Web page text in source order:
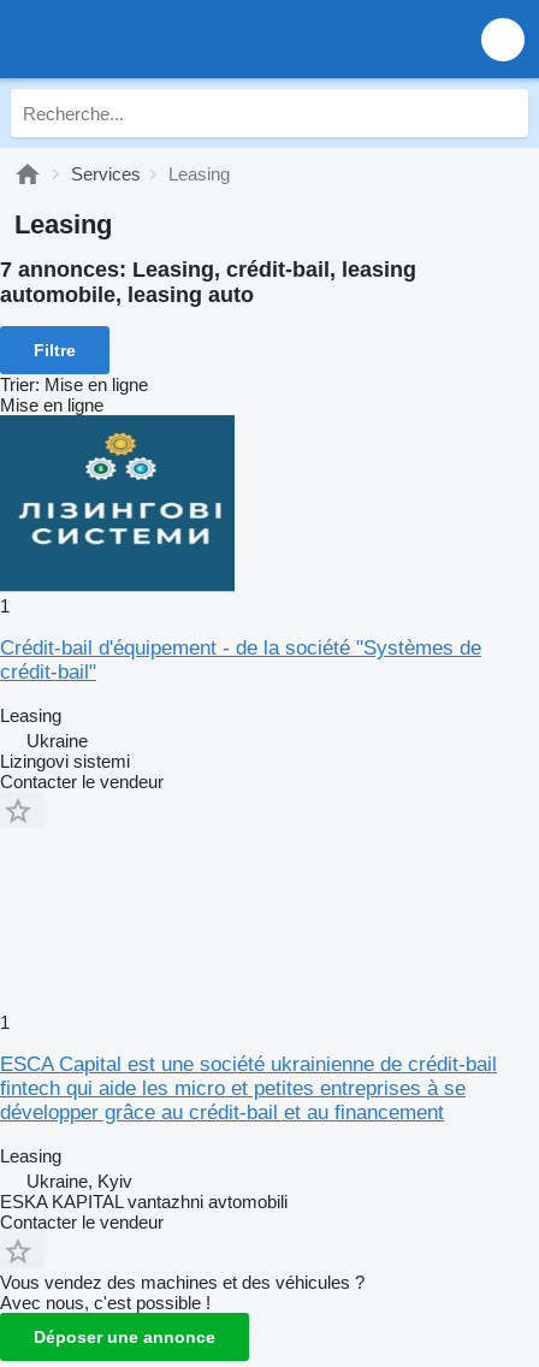
Services Leasing
Leasing
7 annonces: Leasing, crédit-bail, leasing
automobile, leasing auto
Filtre
Trier: Mise en ligne
Mise en ligne
1
Crédit-bail d'équipement - de la société "Systèmes de
crédit-bail"
Leasing
Ukraine
Lizingovi sistemi
Contacter le vendeur
1
ESCA Capital est une société ukrainienne de crédit-bail
fintech qui aide les micro et petites entreprises à se
développer grâce au crédit-bail et au financement
Leasing
Ukraine, Kyiv
ESKA KAPITAL vantazhni avtomobili
Contacter le vendeur
Vous vendez des machines et des véhicules ?
Avec nous, c'est possible !
Déposer une annonce